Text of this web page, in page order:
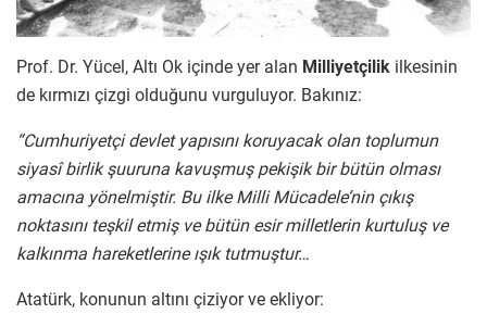
Prof. Dr. Yücel, Altı Ok içinde yer alan Milliyetçilik ilkesinin
de kırmızı çizgi olduğunu vurguluyor. Bakınız:
“Cumhuriyetçi devlet yapısını koruyacak olan toplumun
siyasî birlik şuuruna kavuşmuş pekişik bir bütün olması
amacına yönelmiştir. Bu ilke Milli Mücadele’nin çıkış
noktasını teşkil etmiş ve bütün esir milletlerin kurtuluş ve
kalkınma hareketlerine ışık tutmuştur…
Atatürk, konunun altını çiziyor ve ekliyor: